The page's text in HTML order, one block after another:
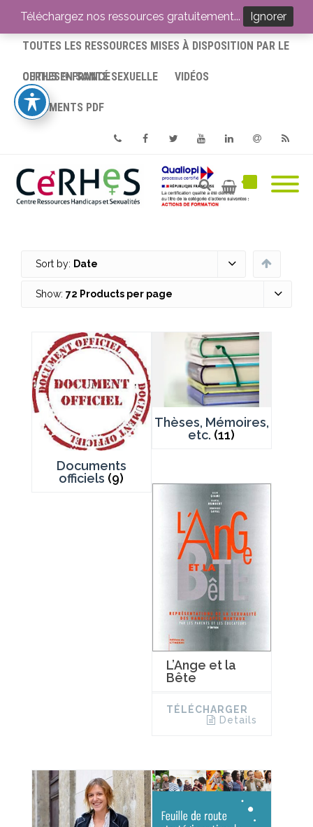
ACCUEIL
TOUTES LES RESSOURCES MISES À DISPOSITION PAR LE
CERHES® FRANCE
OUTILS EN SANTÉ SEXUELLE VIDÉOS
DOCUMENTS PDF
PhoneFacebookTwitterYoutube
Sort by: Date
Show: 72 Products per page
Documents
officiels (9)
Thèses, Mémoires,
etc. (11)
L’Ange et la
Bête
TÉLÉCHARGER
Details
Téléchargez nos ressources gratuitement... Ignorer